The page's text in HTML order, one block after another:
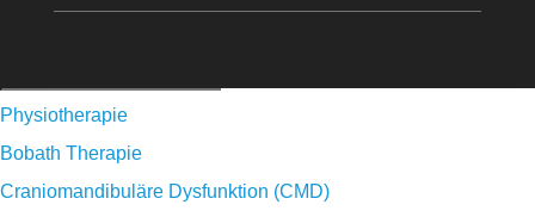
Physiotherapie
Bobath Therapie
Craniomandibuläre Dysfunktion (CMD)